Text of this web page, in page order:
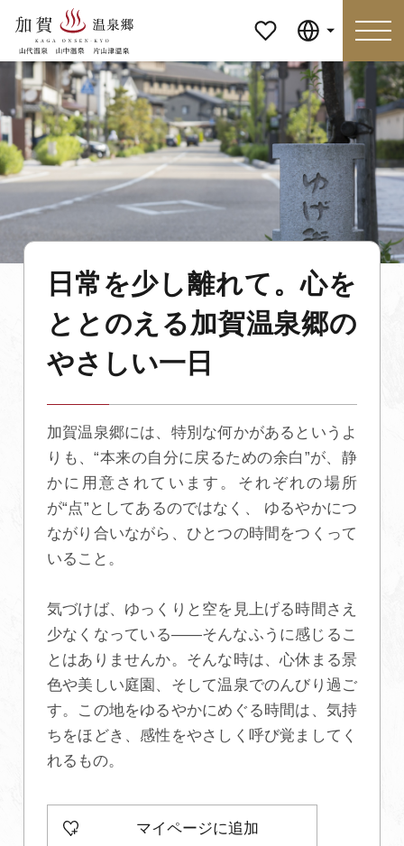
ージ
特集 おすすめの過ごし方
おみやげ イベント
泊まる アクセス
マイページ
初めての加賀温泉郷
加賀に泊まって！北陸巡り♪
ご当地グルメ
加賀 旅先納税
FAQ
Language
お知らせ
動画を見る
パンフレットダウンロード
写真ダウンロード
よくあるご質問・お問い合わせ
日常を少し離れて。心を
ととのえる加賀温泉郷の
やさしい一日
加賀温泉郷には、特別な何かがあるというよ
りも、“本来の自分に戻るための余白”が、静
かに用意されています。それぞれの場所
が“点”としてあるのではなく、 ゆるやかにつ
ながり合いながら、ひとつの時間をつくって
いること。
気づけば、ゆっくりと空を見上げる時間さえ
少なくなっている——そんなふうに感じるこ
とはありませんか。そんな時は、心休まる景
色や美しい庭園、そして温泉でのんびり過ご
す。この地をゆるやかにめぐる時間は、気持
ちをほどき、感性をやさしく呼び覚ましてく
れるもの。
マイページに追加